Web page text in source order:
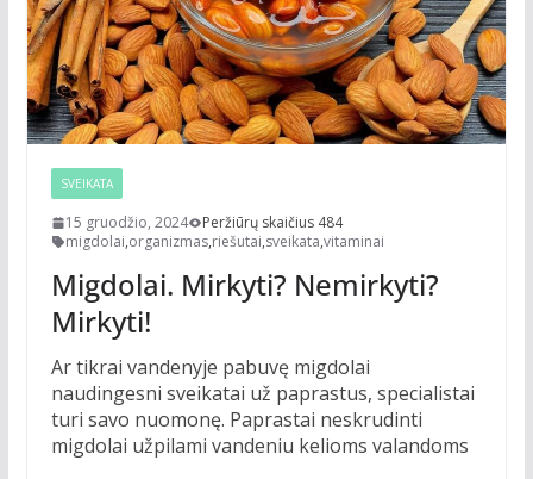
SVEIKATA
15 gruodžio, 2024
Peržiūrų skaičius 484
migdolai,organizmas,riešutai,sveikata,vitaminai
Migdolai. Mirkyti? Nemirkyti?
Mirkyti!
Ar tikrai vandenyje pabuvę migdolai
naudingesni sveikatai už paprastus, specialistai
turi savo nuomonę. Paprastai neskrudinti
migdolai užpilami vandeniu kelioms valandoms